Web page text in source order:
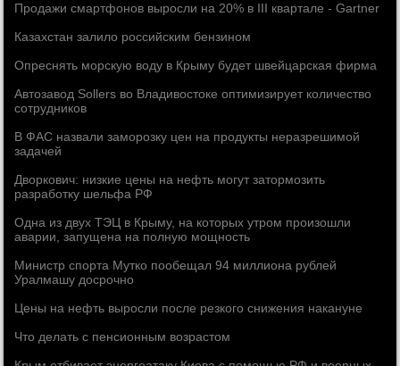
Продажи смартфонов выросли на 20% в III квартале - Gartner
Казахстан залило российским бензином
Опреснять морскую воду в Крыму будет швейцарская фирма
Автозавод Sollers во Владивостоке оптимизирует количество
сотрудников
В ФАС назвали заморозку цен на продукты неразрешимой
задачей
Дворкович: низкие цены на нефть могут затормозить
разработку шельфа РФ
Одна из двух ТЭЦ в Крыму, на которых утром произошли
аварии, запущена на полную мощность
Министр спорта Мутко пообещал 94 миллиона рублей
Уралмашу досрочно
Цены на нефть выросли после резкого снижения накануне
Что делать с пенсионным возрастом